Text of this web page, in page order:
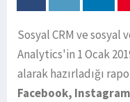
Sosyal CRM ve sosyal
Analytics'in 1 Ocak
alarak hazırladığı
Facebook,